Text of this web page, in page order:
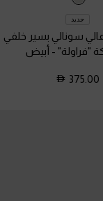
جديد
سونالي بسير خلفي
"فراولة" - أبيض
375.00